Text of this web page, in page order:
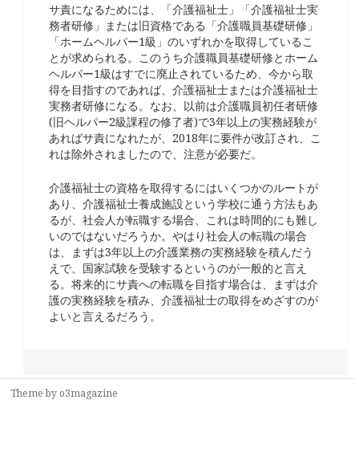
サ責になるためには、「介護福祉士」「介護福祉士実
務者研修」または旧資格である「介護職員基礎研修」
「ホームヘルパー1級」のいずれかを取得しているこ
とが求められる。このうち介護職員基礎研修とホーム
ヘルパー1級はすでに廃止されているため、今から取
得を目指すのであれば、介護福祉士または介護福祉士
実務者研修になる。なお、以前は介護職員初任者研修
(旧ヘルパー2級課程の修了者)で3年以上の実務経験が
あればサ責になれたが、2018年に要件が改訂され、こ
れは除外されましたので、注意が必要だ。
介護福祉士の資格を取得するにはいくつかのルートが
あり、介護福祉士養成施設という学校に通う方法もあ
るが、社会人が転職する場合、これは時間的にも難し
いのではないだろうか。やはり社会人の転職の場合
は、まずは3年以上の介護業務の実務経験を積んだう
えで、国家試験を受験するというのが一般的と言え
る。将来的にサ責への転職を目指す場合は、まずは介
護の実務経験を積み、介護福祉士の取得をめざすのが
よいと言えるだろう。
Theme by o3magazine